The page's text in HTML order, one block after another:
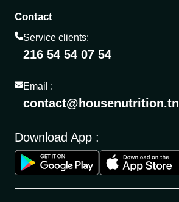
Contact
Service clients:
216 54 54 07 54
Email :
contact@housenutrition.tn
Download App :